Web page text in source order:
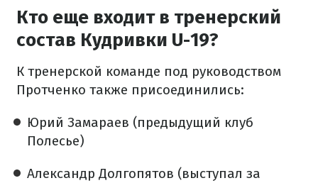
Кто еще входит в тренерский
состав Кудривки U-19?
К тренерской команде под руководством
Протченко также присоединились:
Юрий Замараев (предыдущий клуб
Полесье)
Александр Долгопятов (выступал за